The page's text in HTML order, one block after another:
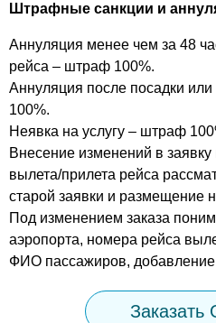
Штрафные санкции и
Аннуляция менее чем за 48
рейса – штраф 100%.
Аннуляция после посадки
100%.
Неявка на услугу – штраф
Внесение изменений в
вылета/прилета рейса
старой заявки и размещение
Под изменением заказа
аэропорта, номера рейса
ФИО пассажиров, добавление
Заказать